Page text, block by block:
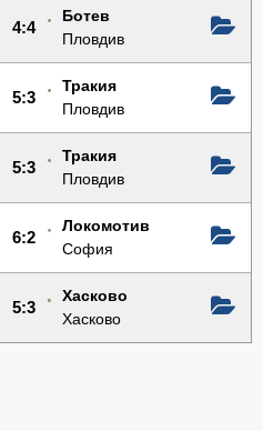
4:4
Ботев
Пловдив
5:3
Тракия
Пловдив
5:3
Тракия
Пловдив
6:2
Локомотив
София
5:3
Хасково
Хасково